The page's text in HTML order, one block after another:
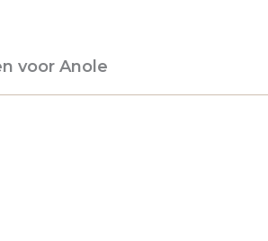
voor Anole